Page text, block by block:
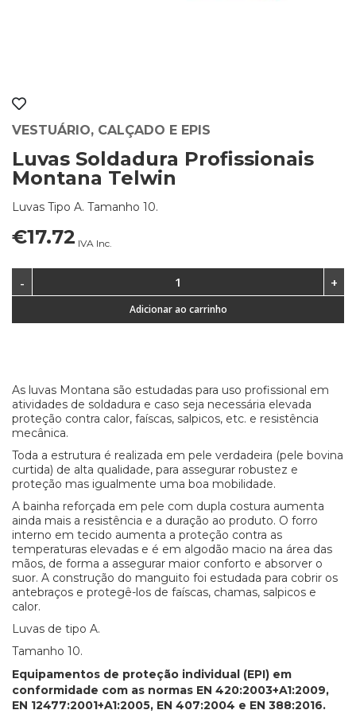
VESTUÁRIO, CALÇADO E EPIS
Luvas Soldadura Profissionais
Montana Telwin
Luvas Tipo A. Tamanho 10.
€17.72 IVA Inc.
Adicionar ao carrinho
As luvas Montana são estudadas para uso profissional em
atividades de soldadura e caso seja necessária elevada
proteção contra calor, faíscas, salpicos, etc. e resistência
mecânica.
Toda a estrutura é realizada em pele verdadeira (pele bovina
curtida) de alta qualidade, para assegurar robustez e
proteção mas igualmente uma boa mobilidade.
A bainha reforçada em pele com dupla costura aumenta
ainda mais a resistência e a duração ao produto. O forro
interno em tecido aumenta a proteção contra as
temperaturas elevadas e é em algodão macio na área das
mãos, de forma a assegurar maior conforto e absorver o
suor. A construção do manguito foi estudada para cobrir os
antebraços e protegê-los de faíscas, chamas, salpicos e
calor.
Luvas de tipo A.
Tamanho 10.
Equipamentos de proteção individual (EPI) em
conformidade com as normas EN 420:2003+A1:2009,
EN 12477:2001+A1:2005, EN 407:2004 e EN 388:2016.